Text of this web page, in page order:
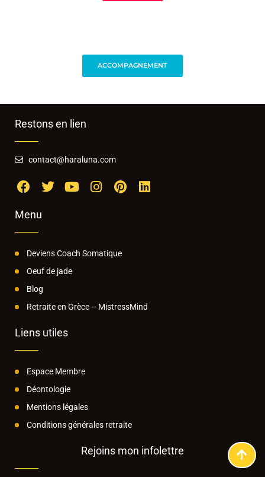
ACCOMPAGNEMENT
Restons en lien
contact@haraluna.com
Menu
Deviens Coach Somatique
Oeuf de jade
Blog
Retraite en Grèce – MistressMind
Liens utiles
Espace Membre
Déontologie
Mentions légales
Conditions générales retraite
Rejoins mon infolettre